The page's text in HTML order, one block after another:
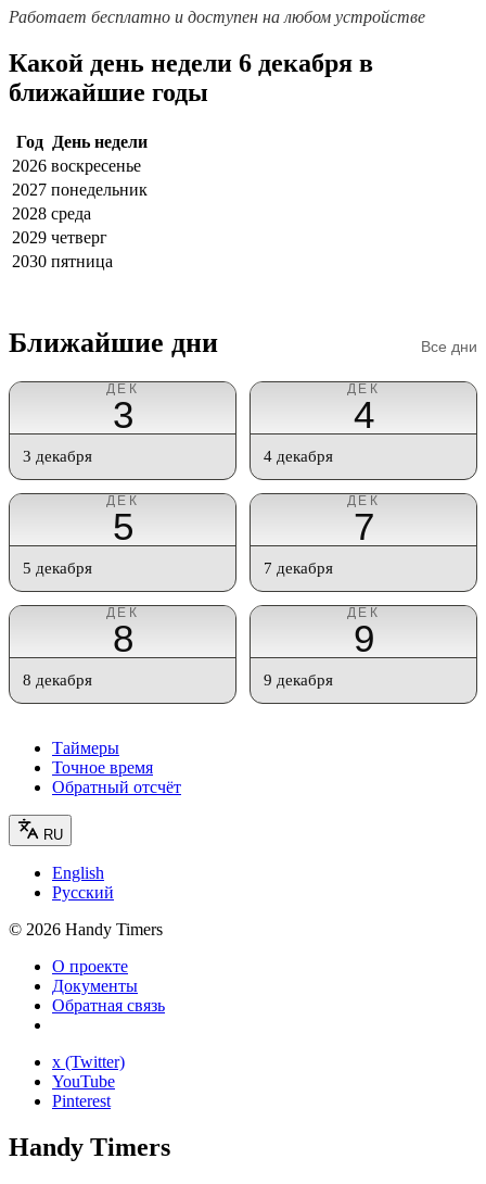
Работает бесплатно и доступен на любом устройстве
Какой день недели 6 декабря в
ближайшие годы
Год
День недели
2026 воскресенье
2027 понедельник
2028 среда
2029 четверг
2030 пятница
Ближайшие дни Все дни
ДЕК
3
3 декабря
ДЕК
4
4 декабря
ДЕК
5
5 декабря
ДЕК
7
7 декабря
ДЕК
8
8 декабря
ДЕК
9
9 декабря
Таймеры
Точное время
Обратный отсчёт
RU
English
Русский
© 2026 Handy Timers
О проекте
Документы
Обратная связь
x (Twitter)
YouTube
Pinterest
Handy Timers